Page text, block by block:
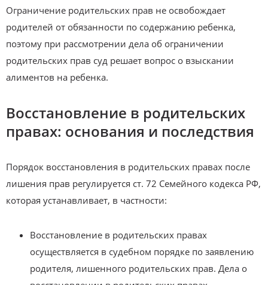
Ограничение родительских прав не освобождает
родителей от обязанности по содержанию ребенка,
поэтому при рассмотрении дела об ограничении
родительских прав суд решает вопрос о взыскании
алиментов на ребенка.
Восстановление в родительских
правах: основания и последствия
Порядок восстановления в родительских правах после
лишения прав регулируется ст. 72 Семейного кодекса РФ,
которая устанавливает, в частности:
Восстановление в родительских правах
осуществляется в судебном порядке по заявлению
родителя, лишенного родительских прав. Дела о